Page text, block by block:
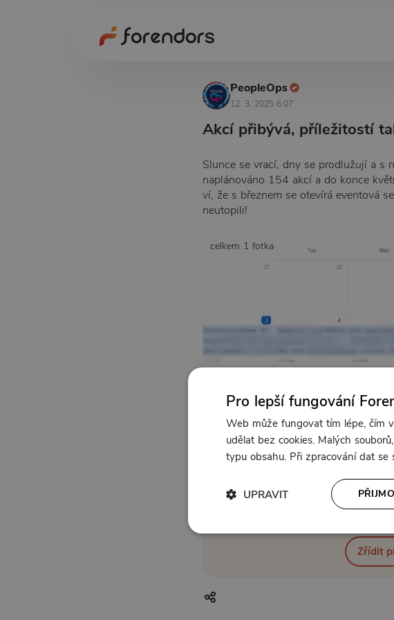
PeopleOps
12. 3. 2025 6:07
Akcí přibývá, příležitostí
Slunce se vrací, dny se prodlužují a s
naplánováno 154 akcí a do konce
ví, že s březnem se otevírá eventová
neutopili!
celkem 1 fotka
Od 119
Zřídit
Pro lepší fungování
Web může fungovat tím lépe, čím
udělat bez cookies. Malých
typu obsahu. Při zpracování dat se
UPRAVIT